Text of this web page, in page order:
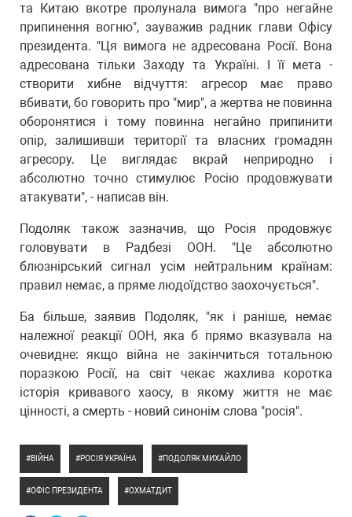
та Китаю вкотре пролунала вимога "про негайне
припинення вогню", зауважив радник глави Офісу
президента. "Ця вимога не адресована Росії. Вона
адресована тільки Заходу та Україні. І її мета -
створити хибне відчуття: агресор має право
вбивати, бо говорить про "мир", а жертва не повинна
оборонятися і тому повинна негайно припинити
опір, залишивши території та власних громадян
агресору. Це виглядає вкрай неприродно і
абсолютно точно стимулює Росію продовжувати
атакувати", - написав він.
Подоляк також зазначив, що Росія продовжує
головувати в Радбезі ООН. "Це абсолютно
блюзнірський сигнал усім нейтральним країнам:
правил немає, а пряме людоїдство заохочується".
Ба більше, заявив Подоляк, "як і раніше, немає
належної реакції ООН, яка б прямо вказувала на
очевидне: якщо війна не закінчиться тотальною
поразкою Росії, на світ чекає жахлива коротка
історія кривавого хаосу, в якому життя не має
цінності, а смерть - новий синонім слова "росія".
ВІЙНА РОСІЯ УКРАЇНА ПОДОЛЯК МИХАЙЛО
ОФІС ПРЕЗИДЕНТА ОХМАТДИТ